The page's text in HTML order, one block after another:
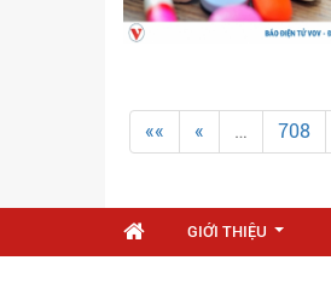
«« « … 708
GIỚI THIỆU